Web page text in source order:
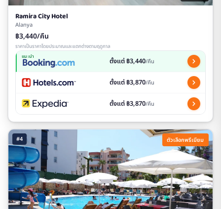
Ramira City Hotel
Alanya
฿3,440/คืน
ราคาเป็นราคาโดยประมาณและแตกต่างตามฤดูกาล
แนะนำ ตั้งแต่ ฿3,440/คืน
ตั้งแต่ ฿3,870/คืน
ตั้งแต่ ฿3,870/คืน
#4 ตัวเลือกพรีเมียม